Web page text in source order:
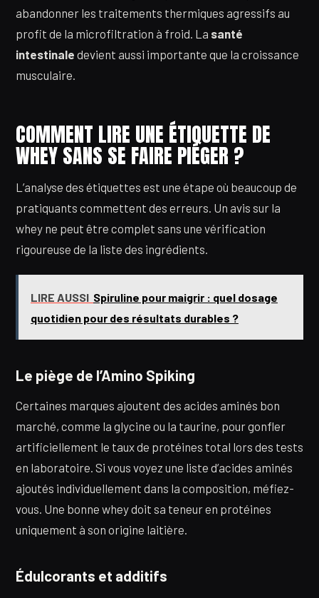
abandonner les traitements thermiques agressifs au
profit de la microfiltration à froid. La santé
intestinale devient aussi importante que la croissance
musculaire.
COMMENT LIRE UNE ÉTIQUETTE DE
WHEY SANS SE FAIRE PIÉGER ?
L’analyse des étiquettes est une étape où beaucoup de
pratiquants commettent des erreurs. Un avis sur la
whey ne peut être complet sans une vérification
rigoureuse de la liste des ingrédients.
LIRE AUSSI Spiruline pour maigrir : quel dosage
quotidien pour des résultats durables ?
Le piège de l’Amino Spiking
Certaines marques ajoutent des acides aminés bon
marché, comme la glycine ou la taurine, pour gonfler
artificiellement le taux de protéines total lors des tests
en laboratoire. Si vous voyez une liste d’acides aminés
ajoutés individuellement dans la composition, méfiez-
vous. Une bonne whey doit sa teneur en protéines
uniquement à son origine laitière.
Édulcorants et additifs